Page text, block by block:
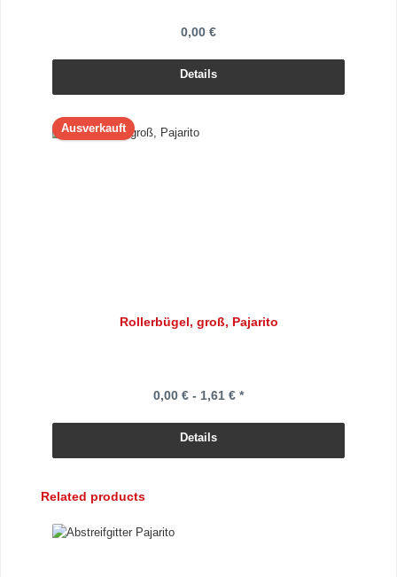
0,00 €
Details
Ausverkauft
Rollerbügel, groß, Pajarito
0,00 € - 1,61 € *
Details
Produktgalerie überspringen
Related products